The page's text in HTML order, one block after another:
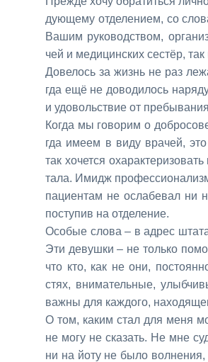
ду­ю­ще­му от­де­ле­ни­ем, со
Ва­шим ру­ко­вод­ством,
чей и ме­ди­цин­ских се­стёр,
До­ве­лось за жизнь не раз
гда ещё не до­во­ди­лось
и удо­воль­ствие от
Ко­гда мы го­во­рим о
гда име­ем в ви­ду вра­чей,
так хо­чет­ся
та­ла. Имидж
па­ци­ен­там не осла­бе­вал ни
по­сту­пив на от­де­ле­ние.
Осо­бые сло­ва – в ад­рес
Эти де­вуш­ки – не толь­ко
что кто, как не они,
стях, вни­ма­тель­ные,
важ­ны для каж­до­го,
О том, ка­ким стал для ме­ня
не мо­гу не ска­зать. Не мне
ни на йо­ту не бы­ло вол­не­ния,